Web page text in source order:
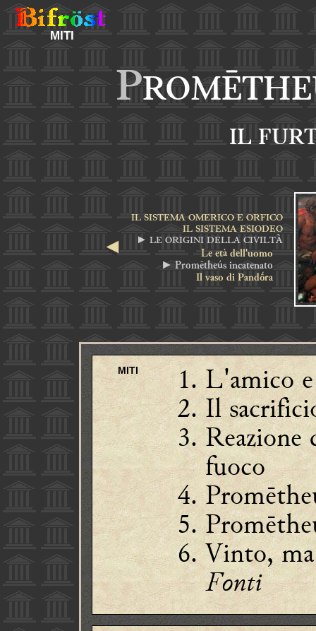
MITI
P
IL
◄
IL SISTEMA OMERICO E ORFICO
IL SISTEMA ESIODEO
► LE ORIGINI DELLA CIVILTÀ
Le età dell'uomo
► Promētheús incatenato
Il vaso di Pandṓra
MITI
L'amico
Il
Reazione
fuoco
Vinto,
Fonti